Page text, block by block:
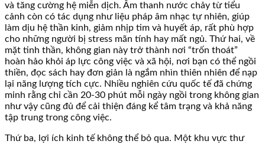
và tăng cường hệ miễn dịch. Âm thanh nước chảy từ tiểu
cảnh còn có tác dụng như liệu pháp âm nhạc tự nhiên, giúp
làm dịu hệ thần kinh, giảm nhịp tim và huyết áp, rất phù hợp
cho những người bị stress mãn tính hay mất ngủ. Thứ hai, về
mặt tinh thần, không gian này trở thành nơi “trốn thoát”
hoàn hảo khỏi áp lực công việc và xã hội, nơi bạn có thể ngồi
thiền, đọc sách hay đơn giản là ngắm nhìn thiên nhiên để nạp
lại năng lượng tích cực. Nhiều nghiên cứu quốc tế đã chứng
minh rằng chỉ cần 20-30 phút mỗi ngày ngồi trong không gian
như vậy cũng đủ để cải thiện đáng kể tâm trạng và khả năng
tập trung trong công việc.
Thứ ba, lợi ích kinh tế không thể bỏ qua. Một khu vực thư